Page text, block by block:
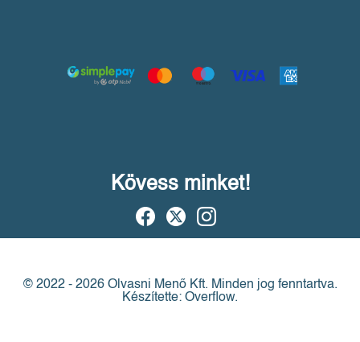
Kövess minket!
© 2022 - 2026 Olvasni Menő Kft. Minden jog fenntartva.
Készítette: Overflow.